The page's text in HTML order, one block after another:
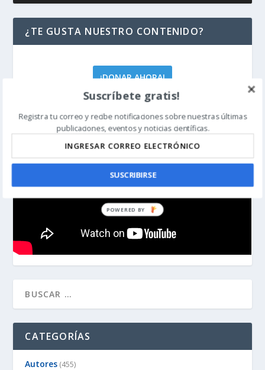
¿TE GUSTA NUESTRO CONTENIDO?
¡DONAR AHORA!
CATEGORÍAS
Autores (455)
Suscríbete gratis!
Registra tu correo y recibe notificaciones sobre nuestras últimas
publicaciones, eventos y noticias científicas.
SUSCRIBIRSE